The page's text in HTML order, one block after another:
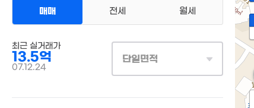
매매 전세 월세
최근 실거래가
13.5억
07.12.24
단일면적